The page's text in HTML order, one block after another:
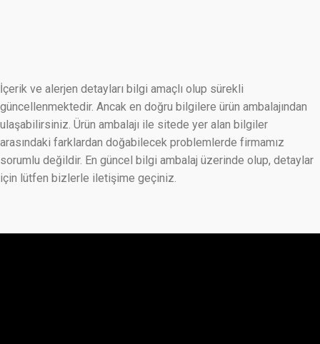
İçerik ve alerjen detayları bilgi amaçlı olup sürekli
güncellenmektedir. Ancak en doğru bilgilere ürün ambalajından
ulaşabilirsiniz. Ürün ambalajı ile sitede yer alan bilgiler
arasındaki farklardan doğabilecek problemlerde firmamız
sorumlu değildir. En güncel bilgi ambalaj üzerinde olup, detaylar
için lütfen bizlerle iletişime geçiniz.